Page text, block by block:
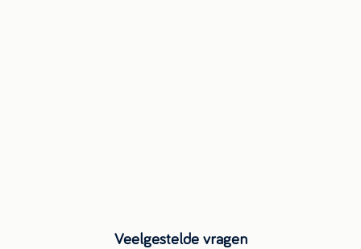
Veelgestelde vragen